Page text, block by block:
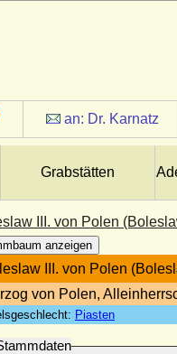
an: Dr. Karnatz
Grabstätten
III. von Polen
anzeigen
III. von Polen
von Polen,
Piasten